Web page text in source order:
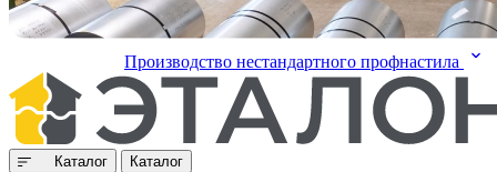
Производство нестандартного профнастила
Каталог Каталог